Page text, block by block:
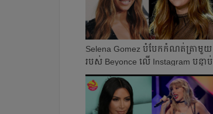
Selena Gomez បំបែក​កំណត់​ត្រា​មួយ​
របស់​ Beyonce លើ​ Instagram បន្ទាប់​
...